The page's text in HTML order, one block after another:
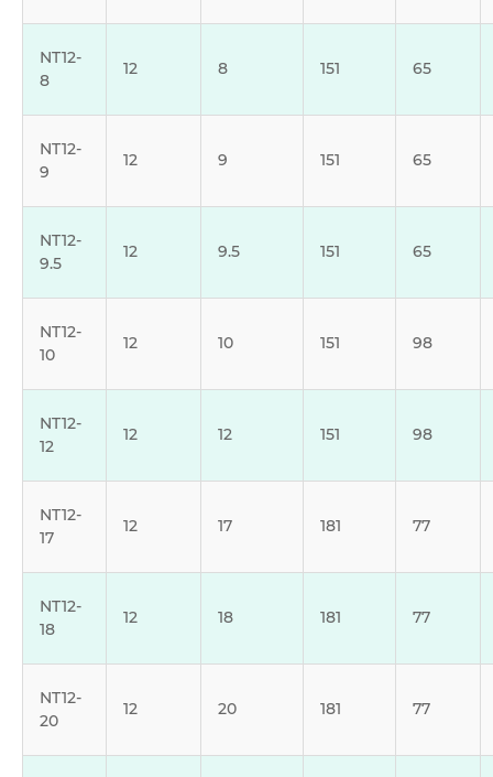
NT12-
8
12 8 151 65
NT12-
9
12 9 151 65
NT12-
9.5
12 9.5 151 65
NT12-
10
12 10 151 98
NT12-
12
12 12 151 98
NT12-
17
12 17 181 77
NT12-
18
12 18 181 77
NT12-
20
12 20 181 77